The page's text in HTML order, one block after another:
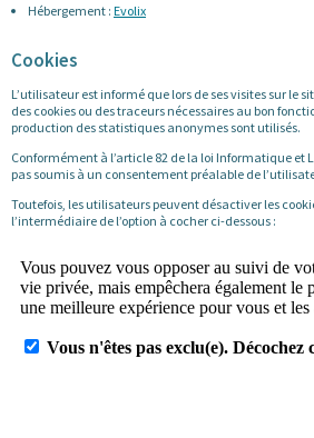
Hébergement : Evolix
Cookies
L’utilisateur est informé que lors de ses visites sur le
des cookies ou des traceurs nécessaires au bon
production des statistiques anonymes sont utilisés.
Conformément à l’article 82 de la loi Informatique et
pas soumis à un consentement préalable de
Toutefois, les utilisateurs peuvent désactiver les
l’intermédiaire de l’option à cocher ci-dessous :